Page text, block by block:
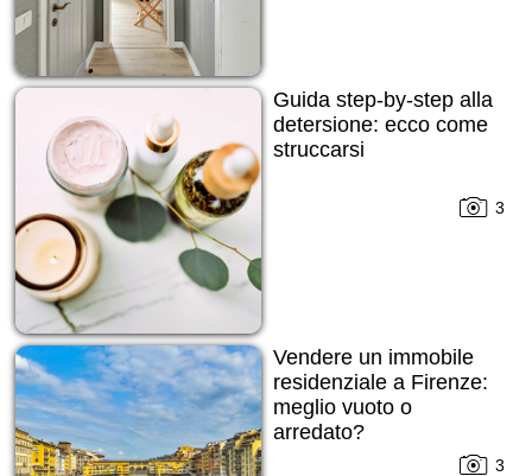
Guida step-by-step alla
detersione: ecco come
struccarsi
3
Vendere un immobile
residenziale a Firenze:
meglio vuoto o
arredato?
3